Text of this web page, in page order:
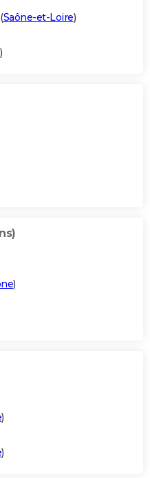
(Saône-et-Loire)
)
)
)
)